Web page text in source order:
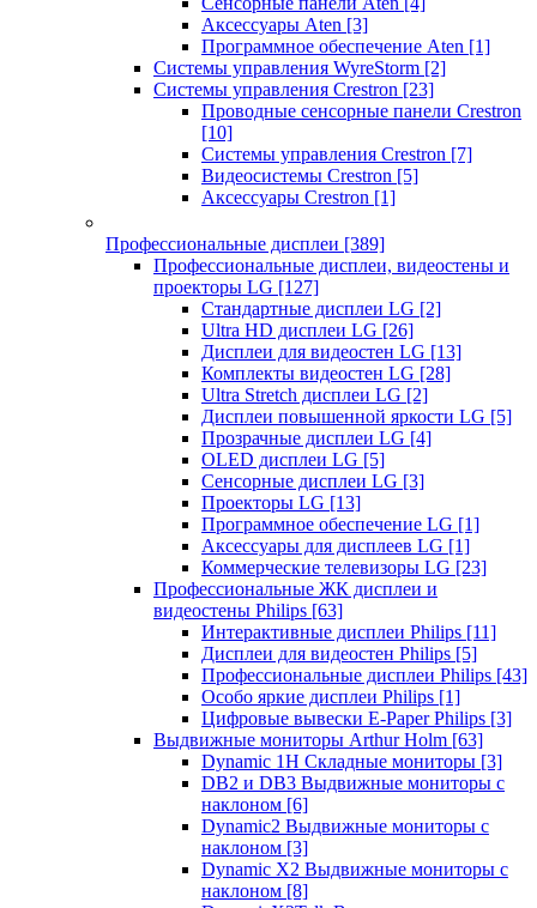
Аксессуары Aten [3]
Программное обеспечение Aten [1]
Системы управления WyreStorm [2]
Системы управления Crestron [23]
Проводные сенсорные панели Crestron
[10]
Системы управления Crestron [7]
Видеосистемы Crestron [5]
Аксессуары Crestron [1]
Профессиональные дисплеи [389]
Профессиональные дисплеи, видеостены и
проекторы LG [127]
Стандартные дисплеи LG [2]
Ultra HD дисплеи LG [26]
Дисплеи для видеостен LG [13]
Комплекты видеостен LG [28]
Ultra Stretch дисплеи LG [2]
Дисплеи повышенной яркости LG [5]
Прозрачные дисплеи LG [4]
OLED дисплеи LG [5]
Сенсорные дисплеи LG [3]
Проекторы LG [13]
Программное обеспечение LG [1]
Аксессуары для дисплеев LG [1]
Коммерческие телевизоры LG [23]
Профессиональные ЖК дисплеи и
видеостены Philips [63]
Интерактивные дисплеи Philips [11]
Дисплеи для видеостен Philips [5]
Профессиональные дисплеи Philips [43]
Особо яркие дисплеи Philips [1]
Цифровые вывески E-Paper Philips [3]
Выдвижные мониторы Arthur Holm [63]
Dynamic 1Н Складные мониторы [3]
DB2 и DB3 Выдвижные мониторы с
наклоном [6]
Dynamic2 Выдвижные мониторы с
наклоном [3]
Dynamic X2 Выдвижные мониторы с
наклоном [8]